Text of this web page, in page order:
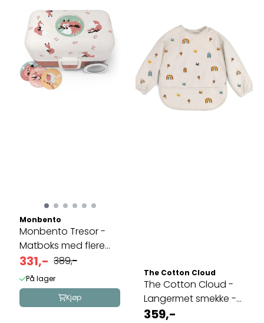
Monbento
Monbento Tresor -
Matboks med flere
rom - Rev
331,- 389,-
På lager
Kjøp
The Cotton Cloud
The Cotton Cloud -
Langermet smekke -
Rainbow
359,-